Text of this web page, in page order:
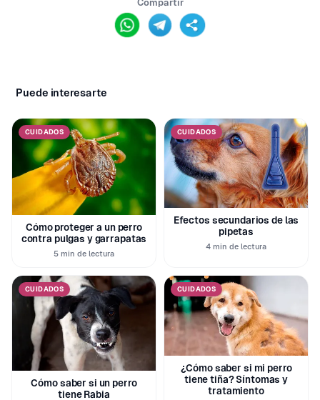
Compartir
Puede interesarte
CUIDADOS
Cómo proteger a un perro
contra pulgas y garrapatas
5 min de lectura
CUIDADOS
Efectos secundarios de las
pipetas
4 min de lectura
CUIDADOS
Cómo saber si un perro
tiene Rabia
CUIDADOS
¿Cómo saber si mi perro
tiene tiña? Síntomas y
tratamiento